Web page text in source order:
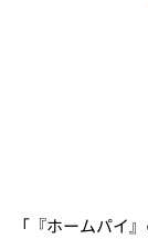
「『ホームパイ